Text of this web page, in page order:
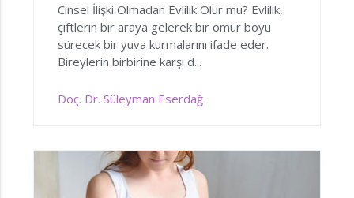
Cinsel İlişki Olmadan Evlilik Olur mu? Evlilik,
çiftlerin bir araya gelerek bir ömür boyu
sürecek bir yuva kurmalarını ifade eder.
Bireylerin birbirine karşı d...
Doç. Dr. Süleyman Eserdağ